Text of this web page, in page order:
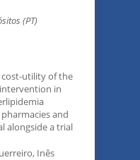
(PT)
cost-utility of the
in
and
alongside a trial
Inês